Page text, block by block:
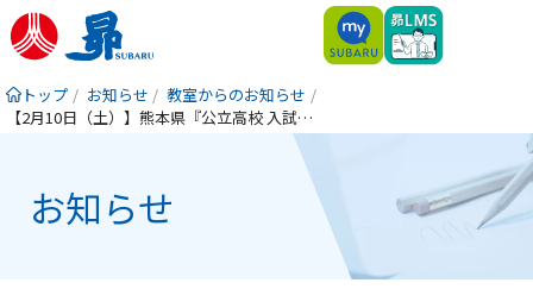
トップ お知らせ
教室からのお知らせ
【2月10日（土）】熊本県『公立高校 入試直前特番』KKTにて放送！
お知らせ